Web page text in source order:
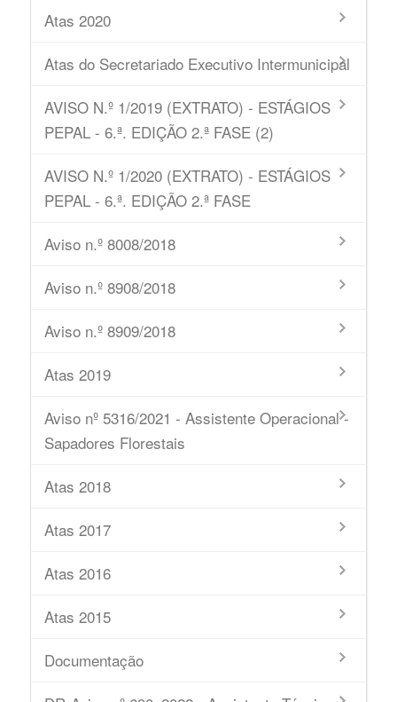
Atas 2020
Atas do Secretariado Executivo Intermunicipal
AVISO N.º 1/2019 (EXTRATO) - ESTÁGIOS
PEPAL - 6.ª. EDIÇÃO 2.ª FASE (2)
AVISO N.º 1/2020 (EXTRATO) - ESTÁGIOS
PEPAL - 6.ª. EDIÇÃO 2.ª FASE
Aviso n.º 8008/2018
Aviso n.º 8908/2018
Aviso n.º 8909/2018
Atas 2019
Aviso nº 5316/2021 - Assistente Operacional -
Sapadores Florestais
Atas 2018
Atas 2017
Atas 2016
Atas 2015
Documentação